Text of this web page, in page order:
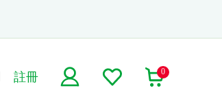
註冊 0